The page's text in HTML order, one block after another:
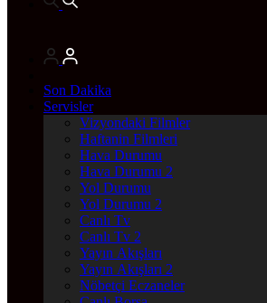
Son Dakika
Servisler
Vizyondaki Filmler
Haftanin Filmleri
Hava Durumu
Hava Durumu 2
Yol Durumu
Yol Durumu 2
Canlı Tv
Canlı Tv 2
Yayın Akışları
Yayın Akışları 2
Nöbetçi Eczaneler